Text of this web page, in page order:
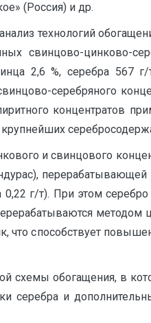
(Россия) и др.
технологий
свинцово-цинково-
2,6 %, серебра 567
серебряного
концентратов
и свинцового
0,22 г/т). При этом
что способствует
схемы обогащения, в
серебра и